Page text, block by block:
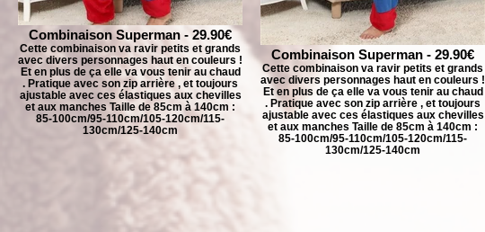
Combinaison Superman - 29.90€
Cette combinaison va ravir petits et grands
avec divers personnages haut en couleurs !
Et en plus de ça elle va vous tenir au chaud
. Pratique avec son zip arrière , et toujours
ajustable avec ces élastiques aux chevilles
et aux manches Taille de 85cm à 140cm :
85-100cm/95-110cm/105-120cm/115-
130cm/125-140cm
Combinaison Superman - 29.90€
Cette combinaison va ravir petits et grands
avec divers personnages haut en couleurs !
Et en plus de ça elle va vous tenir au chaud
. Pratique avec son zip arrière , et toujours
ajustable avec ces élastiques aux chevilles
et aux manches Taille de 85cm à 140cm :
85-100cm/95-110cm/105-120cm/115-
130cm/125-140cm